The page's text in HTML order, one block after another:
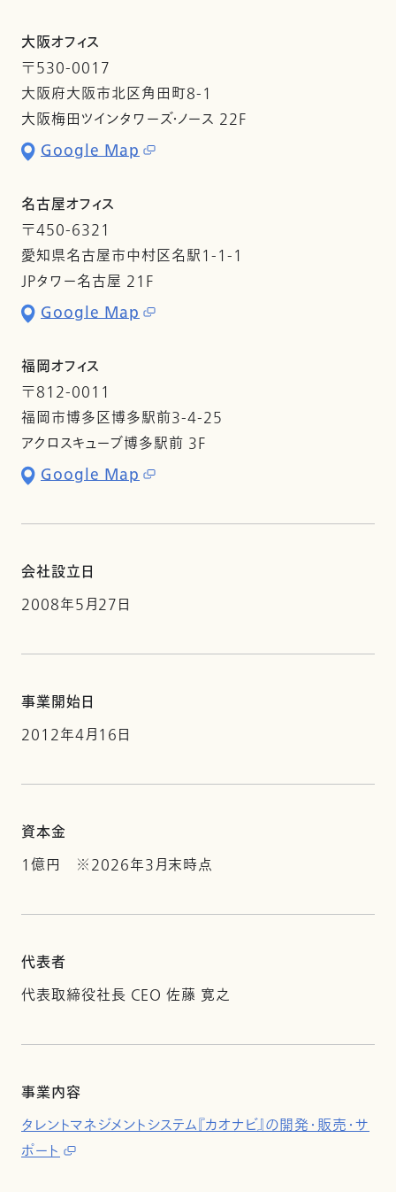
大阪オフィス
〒530-0017
大阪府大阪市北区角田町8-1
大阪梅田ツインタワーズ・ノース 22F
Google Map
名古屋オフィス
〒450-6321
愛知県名古屋市中村区名駅1-1-1
JPタワー名古屋 21F
Google Map
福岡オフィス
〒812-0011
福岡市博多区博多駅前3-4-25
アクロスキューブ博多駅前 3F
Google Map
会社設立日
2008年5月27日
事業開始日
2012年4月16日
資本金
1億円 ※2026年3月末時点
代表者
代表取締役社長 CEO 佐藤 寛之
事業内容
タレントマネジメントシステム『カオナビ』の開発・販売・サ
ポート